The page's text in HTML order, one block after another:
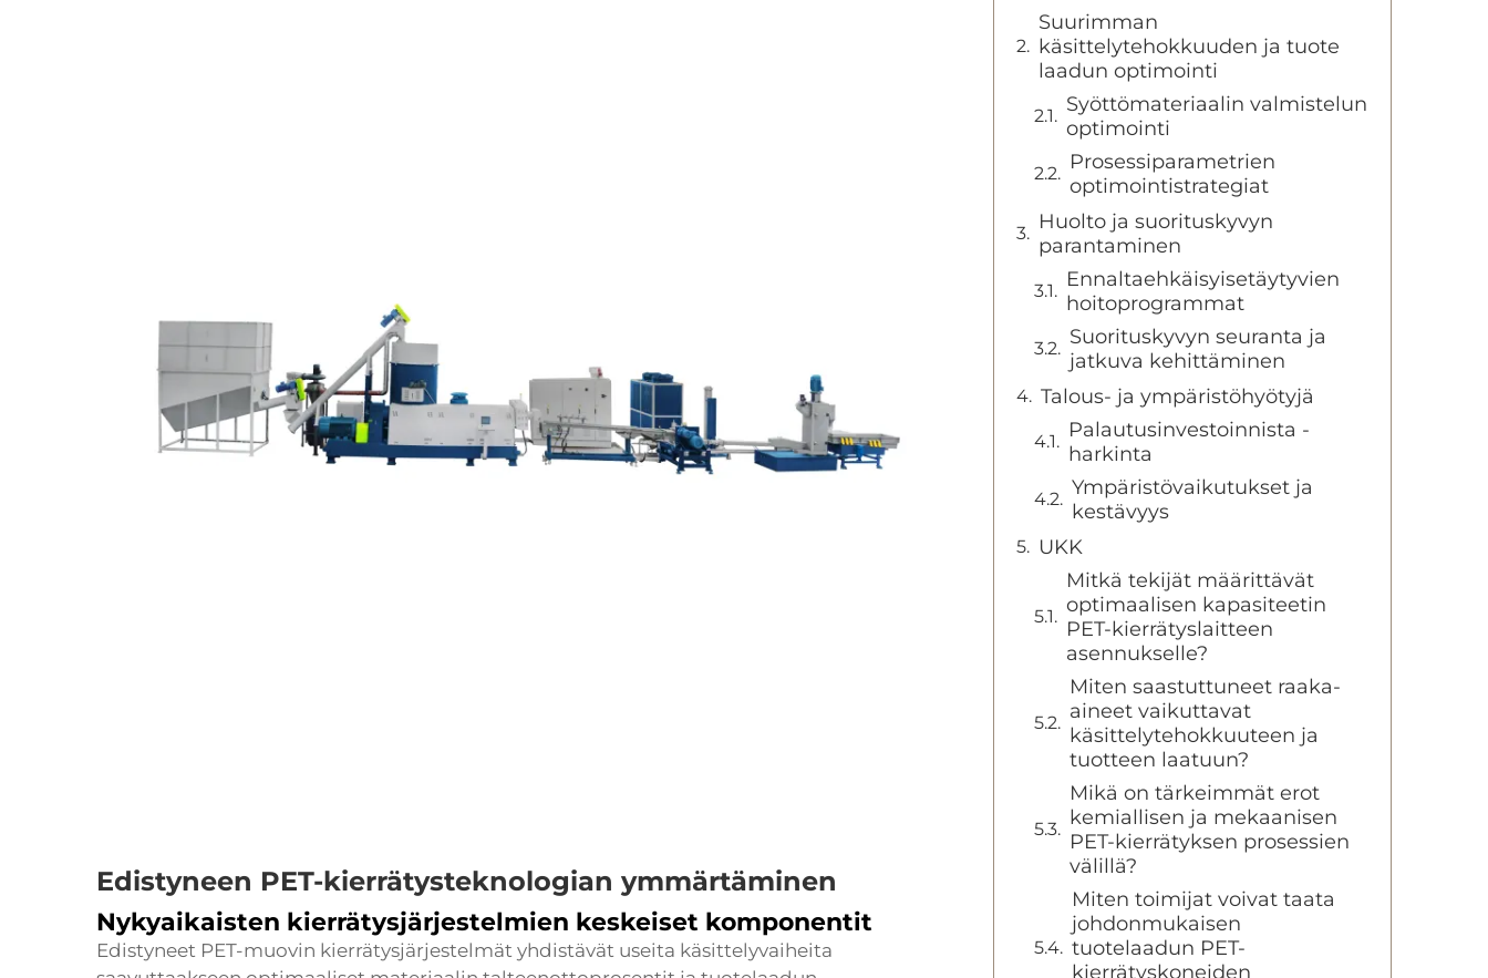
Edistyneen PET-kierrätysteknologian ymmärtäminen
Nykyaikaisten kierrätysjärjestelmien keskeiset komponentit
Edistyneet PET-muovin kierrätysjärjestelmät yhdistävät useita käsittelyvaiheita
Suurimman
käsittelytehokkuuden ja tuote
laadun optimointi
Syöttömateriaalin valmistelun
optimointi
Prosessiparametrien
optimointistrategiat
Huolto ja suorituskyvyn
parantaminen
Ennaltaehkäisyisetäytyvien
hoitoprogrammat
Suorituskyvyn seuranta ja
jatkuva kehittäminen
Talous- ja ympäristöhyötyjä
Palautusinvestoinnista -
harkinta
Ympäristövaikutukset ja
kestävyys
UKK
Mitkä tekijät määrittävät
optimaalisen kapasiteetin
PET-kierrätyslaitteen
asennukselle?
Miten saastuttuneet raaka-
aineet vaikuttavat
käsittelytehokkuuteen ja
tuotteen laatuun?
Mikä on tärkeimmät erot
kemiallisen ja mekaanisen
PET-kierrätyksen prosessien
välillä?
Miten toimijat voivat taata
johdonmukaisen
tuotelaadun PET-
kierrätyskoneiden